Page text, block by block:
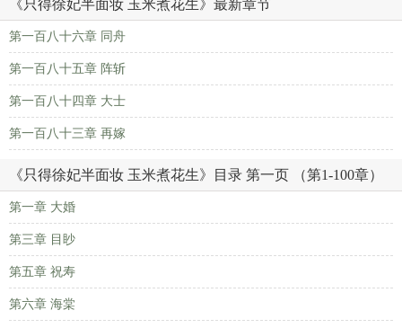
《只得徐妃半面妆 玉米煮花生》最新章节
第一百八十六章 同舟
第一百八十五章 阵斩
第一百八十四章 大士
第一百八十三章 再嫁
《只得徐妃半面妆 玉米煮花生》目录 第一页 （第1-100章）
第一章 大婚
第三章 目眇
第五章 祝寿
第六章 海棠